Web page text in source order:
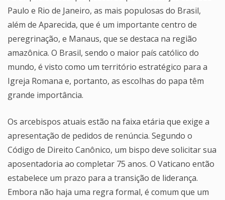
Paulo e Rio de Janeiro, as mais populosas do Brasil,
além de Aparecida, que é um importante centro de
peregrinação, e Manaus, que se destaca na região
amazônica. O Brasil, sendo o maior país católico do
mundo, é visto como um território estratégico para a
Igreja Romana e, portanto, as escolhas do papa têm
grande importância.
Os arcebispos atuais estão na faixa etária que exige a
apresentação de pedidos de renúncia. Segundo o
Código de Direito Canônico, um bispo deve solicitar sua
aposentadoria ao completar 75 anos. O Vaticano então
estabelece um prazo para a transição de liderança.
Embora não haja uma regra formal, é comum que um